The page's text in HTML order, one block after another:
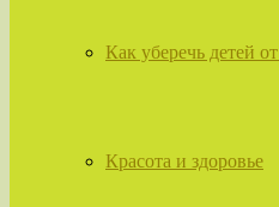
Как уберечь детей
Красота и здоровье